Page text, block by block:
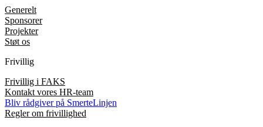
Generelt
Sponsorer
Projekter
Støt os
Frivillig
Frivillig i FAKS
Kontakt vores HR-team
Bliv rådgiver på SmerteLinjen
Regler om frivillighed